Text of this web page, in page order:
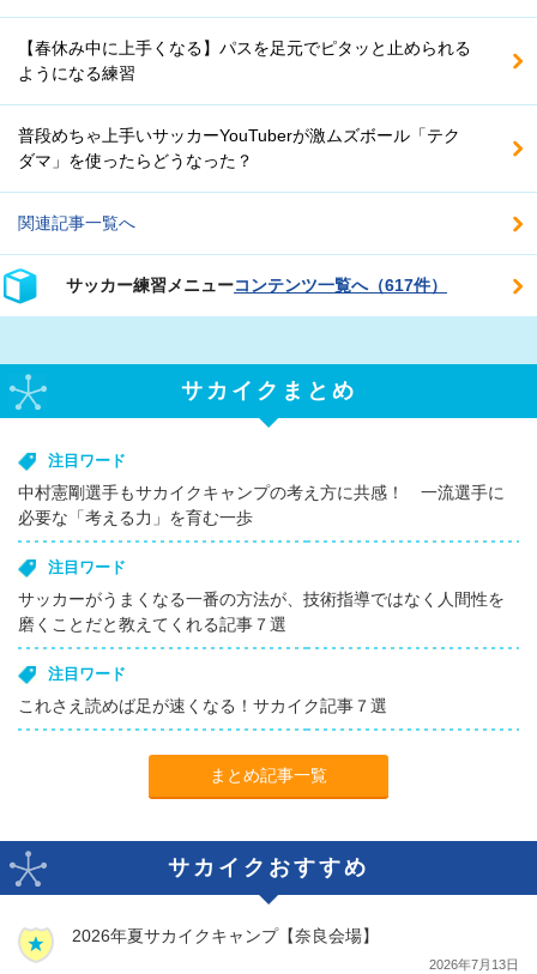
【春休み中に上手くなる】パスを足元でピタッと止められる
ようになる練習
普段めちゃ上手いサッカーYouTuberが激ムズボール「テク
ダマ」を使ったらどうなった？
関連記事一覧へ
サッカー練習メニューコンテンツ一覧へ（617件）
サカイクまとめ
注目ワード
中村憲剛選手もサカイクキャンプの考え方に共感！ 一流選手に
必要な「考える力」を育む一歩
注目ワード
サッカーがうまくなる一番の方法が、技術指導ではなく人間性を
磨くことだと教えてくれる記事７選
注目ワード
これさえ読めば足が速くなる！サカイク記事７選
まとめ記事一覧
サカイクおすすめ
2026年夏サカイクキャンプ【奈良会場】
2026年7月13日